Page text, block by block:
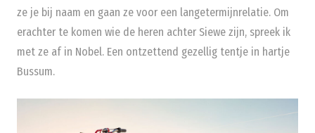
ze je bij naam en gaan ze voor een langetermijnrelatie. Om
erachter te komen wie de heren achter Siewe zijn, spreek ik
met ze af in Nobel. Een ontzettend gezellig tentje in hartje
Bussum.